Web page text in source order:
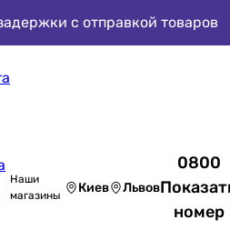
с отправкой товаров
Наши
магазины
Киев Львов
0800
номер